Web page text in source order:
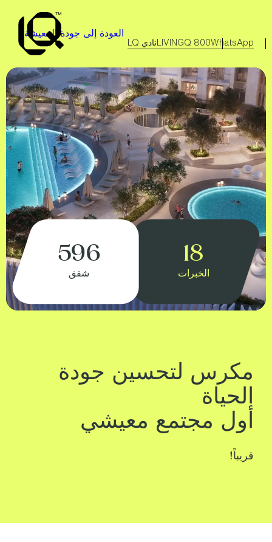
المحتوى
العودة إلى جودة المعيشة
WhatsApp
800 LIVINGQ نادي LQ
18
الخبرات
596
شقق
مكرس لتحسين جودة
الحياة‏
أول مجتمع معيشي
قريباً!